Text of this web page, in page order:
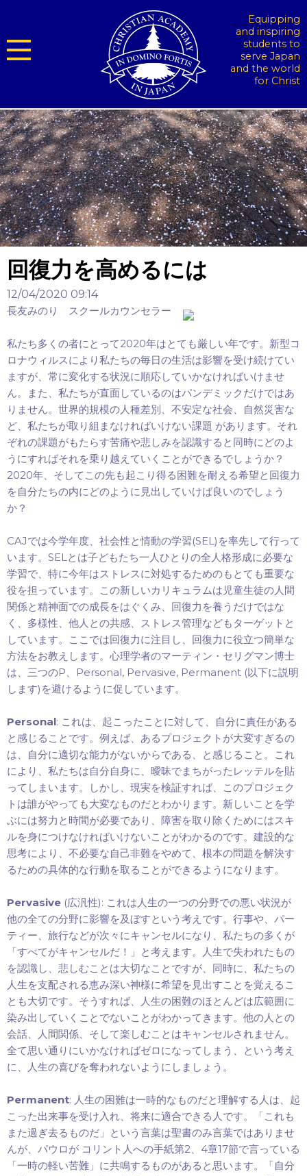
Equipping
and inspiring
students to
serve Japan
and the world
for Christ
回復力を高めるには
12/04/2020 09:14
長友みのり スクールカウンセラー
私たち多くの者にとって2020年はとても厳しい年です。新型コ
ロナウィルスにより私たちの毎日の生活は影響を受け続けてい
ますが、常に変化する状況に順応していかなければいけませ
ん。また、私たちが直面しているのはパンデミックだけではあ
りません。世界的規模の人種差別、不安定な社会、自然災害な
ど、私たちが取り組まなければいけない課題 があります。それ
ぞれの課題がもたらす苦痛や悲しみを認識すると同時にどのよ
うにすればそれを乗り越えていくことができるでしょうか？
2020年、そしてこの先も起こり得る困難を耐える希望と回復力
を自分たちの内にどのように見出していけば良いのでしょう
か？
CAJでは今学年度、社会性と情動の学習(SEL) を率先して行って
います。 SELとは子どもたち一人ひとりの全人格形成に必要な
学習で、特に今年はストレスに対処するためのもとても重要な
役を担っています。この新しいカリキュラムは児童生徒の人間
関係と精神面での成長をはぐくみ、回復力を養うだけではな
く、多様性、他人との共感、ストレス管理などもターゲットと
しています。ここでは回復力に注目し、回復力に役立つ簡単な
方法をお教えします。心理学者のマーティン・セリグマン博士
は、三つのP Personal, Pervasive, Permanent (以下に説明
します) を避けるように促しています。
Personal: これは、起こったことに対して、自分に責任がある
と感じることです。例えば、あるプロジェクトが大変すぎるの
は、自分に適切な能力がないからである、と感じること。これ
により、私たちは自分自身に、曖昧でまちがったレッテルを貼
ってしまいます。しかし、現実を検証すれば、このプロジェク
トは誰がやっても大変なものだとわかります。新しいことを学
ぶには努力と時間が必要であり、障害を取り除くためにはスキ
ルを身につけなければいけないことがわかるのです。建設的な
思考により、不必要な自己非難をやめて、根本の問題を解決す
るための具体的な行動を取ることができるようになります。
Pervasive (広汎性): これは人生の一つの分野での悪い状況が
他の全ての分野に影響を及ぼすという考えです。行事や、パー
ティー、旅行などが次々にキャンセルになり、私たちの多くが
「すべてがキャンセルだ！」と考えます。人生で失われたもの
を認識し、悲しむことは大切なことですが、同時に、私たちの
人生を支配される恵み深い神様に希望を見出すことを覚えるこ
とも大切です。そうすれば、人生の困難のほとんどは広範囲に
染み出していくことでないことがわかってきます。他の人との
会話、人間関係、そして楽しむことはキャンセルされません。
全て思い通りにいかなければゼロになってしまう、という考え
に、人生の喜びを奪われないようにしましょう。
Permanent: 人生の困難は一時的なものだと理解する人は、起
こった出来事を受け入れ、将来に適合できる人です。「これも
また過ぎ去るものだ」という言葉は聖書のみ言葉ではありませ
んが、パウロが コリント人への手紙第2 4章17節で言っている
「一時の軽い苦難」に共鳴するものがあると思います。「自分